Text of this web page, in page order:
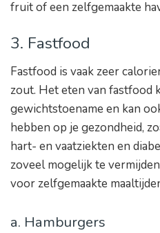
fruit of een zelfgemaakte
3. Fastfood
Fastfood is vaak zeer
zout. Het eten van fastfood
gewichtstoename en kan
hebben op je gezondheid,
hart- en vaatziekten en
zoveel mogelijk te
voor zelfgemaakte
a. Hamburgers